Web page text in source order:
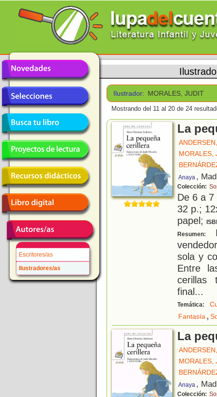
Escritores/as
Ilustradores/as
Ilustrador: MORALES, JUDIT
Mostrando del 11 al 20 de 24
La
MORALES,
Anaya ,
Colección:
De 6 a
32 p.;
papel;
Resumen:
sola y
Entre
cerillas
final...
Temática:
Fantasía,
La
MORALES,
Anaya ,
Colección: